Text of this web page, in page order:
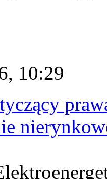
10:29